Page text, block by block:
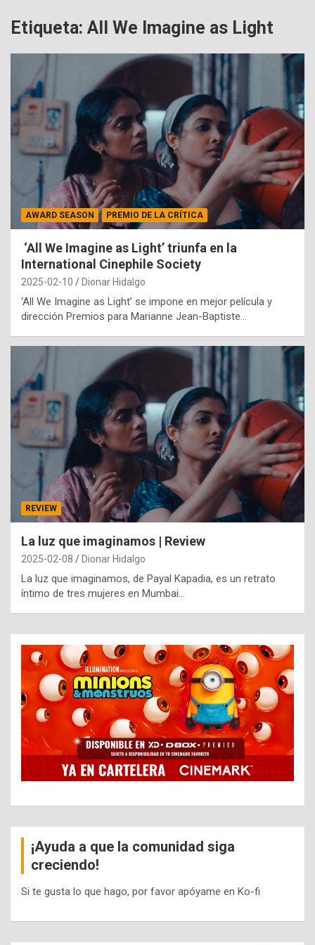
Etiqueta: All We Imagine as Light
AWARD SEASON PREMIO DE LA CRÍTICA
‘All We Imagine as Light’ triunfa en la
International Cinephile Society
2025-02-10 Dionar Hidalgo
‘All We Imagine as Light’ se impone en mejor película y
dirección Premios para Marianne Jean-Baptiste…
REVIEW
La luz que imaginamos | Review
2025-02-08 Dionar Hidalgo
La luz que imaginamos, de Payal Kapadia, es un retrato
íntimo de tres mujeres en Mumbai…
¡Ayuda a que la comunidad siga
creciendo!
Si te gusta lo que hago, por favor apóyame en Ko-fi